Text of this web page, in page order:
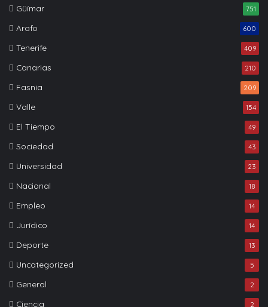
Güímar 751
Arafo 600
Tenerife 409
Canarias 210
Fasnia 209
Valle 154
El Tiempo 49
Sociedad 43
Universidad 23
Nacional 18
Empleo 14
Jurídico 14
Deporte 13
Uncategorized 5
General 2
Ciencia 2